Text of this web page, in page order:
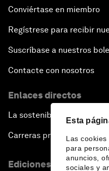
Esta
Las
para
anuncios,
sociales y
Conviértase en miembro
Regístrese para recibir
Suscríbase a nuestros
Contacte con nosotros
Enlaces directos
La sostenibilidad en el Foro
Carreras profesionales
Ediciones en otros